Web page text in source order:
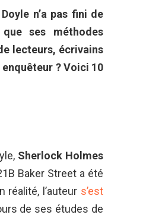
n’a pas fini de
ses méthodes
lecteurs, écrivains
? Voici 10
Sherlock Holmes
Baker Street a été
réalité, l’auteur s’est
de ses études de